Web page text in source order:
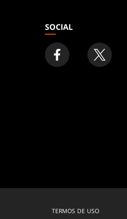
SOCIAL
TERMOS DE USO